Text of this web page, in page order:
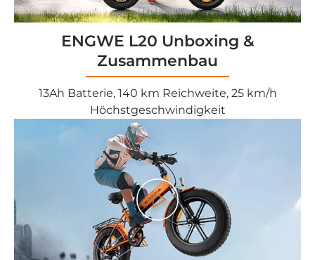
ENGWE L20 Unboxing &
Zusammenbau
13Ah Batterie, 140 km Reichweite, 25 km/h
Höchstgeschwindigkeit
<tc>Gioco</tc>